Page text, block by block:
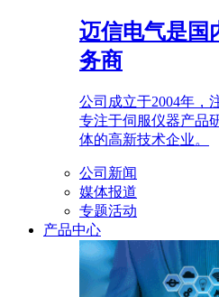
迈信电气是国
务商
公司成立于2004年，
专注于伺服仪器产品
体的高新技术企业。
公司新闻
媒体报道
专题活动
产品中心